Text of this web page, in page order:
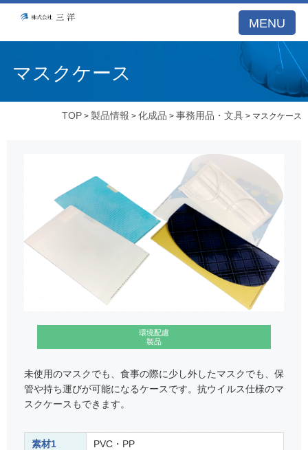
MENU
マスクケース
TOP >製品情報 >化成品 >事務用品・文具 > マスクケース
環境配慮
製品
未使用のマスクでも、食事の際に少し外したマスクでも、保
管や持ち運びが可能になるケースです。抗ウイルス仕様のマ
スクケースもできます。
素材1 PVC・PP